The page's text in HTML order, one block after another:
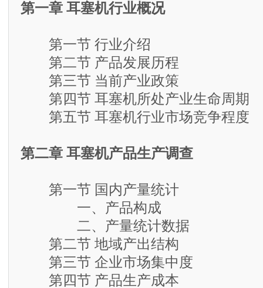
第一章 耳塞机行业概况
第一节 行业介绍
第二节 产品发展历程
第三节 当前产业政策
第四节 耳塞机所处产业生命周期
第五节 耳塞机行业市场竞争程度
第二章 耳塞机产品生产调查
第一节 国内产量统计
一、产品构成
二、产量统计数据
第二节 地域产出结构
第三节 企业市场集中度
第四节 产品生产成本